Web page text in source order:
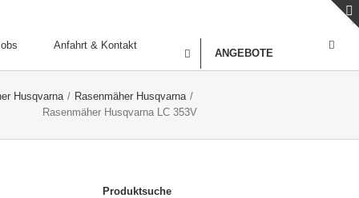
Anfahrt & Kontakt
ANGEBOTE
Husqvarna / Rasenmäher Husqvarna /
Rasenmäher Husqvarna LC 353V
Produktsuche